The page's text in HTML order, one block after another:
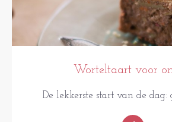
Worteltaart voor
De lekkerste start van de dag: